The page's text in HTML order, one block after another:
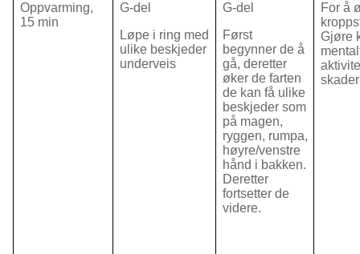
Oppvarming,
15 min
G-del
Løpe i ring med
ulike beskjeder
underveis
G-del
Først
begynner de å
gå, deretter
øker de farten
de kan få ulike
beskjeder som
på magen,
ryggen, rumpa,
høyre/venstre
hånd i bakken.
Deretter
fortsetter de
videre.
For å
Gjøre
skader